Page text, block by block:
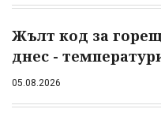
Жълт код за
днес -
05.08.2026